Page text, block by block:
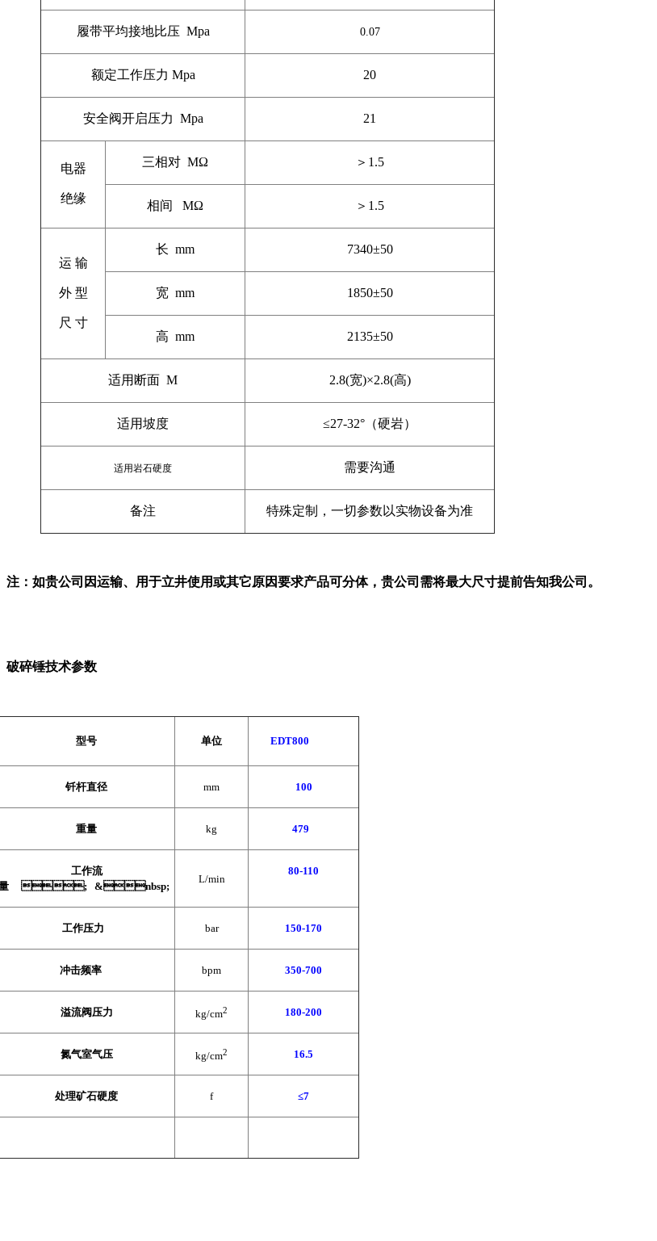
履带平均接地比压 Mpa 0.07
额定工作压力 Mpa 20
安全阀开启压力 Mpa 21
电器
绝缘
三相对 MΩ ＞ 1.5
相间 MΩ ＞ 1.5
运 输
外 型
尺 寸
长 mm 7340±50
宽 mm 1850±50
高 mm 2135±50
适用断面 M 2.8(宽)×2.8(高)
适用坡度 ≤27-32°（硬岩）
适用岩石硬度 需要沟通
备注 特殊定制，一切参数以实物设备为准
注：如贵公司因运输、用于立井使用或其它原因要求产品可分体，贵公司需将最大尺寸提前告知我公司。
破碎锤技术参数
型号 单位 EDT800
钎杆直径 mm 100
重量 kg 479
工作流
; &nbsp;
L/min
80-110
工作压力 bar 150-170
冲击频率 bpm 350-700
溢流阀压力 kg/cm2 180-200
氮气室气压 kg/cm2 16.5
处理矿石硬度 f ≤7